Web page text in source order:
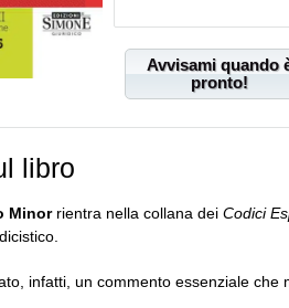
Avvisami quando
pronto!
libro
Minorrientra nella collana dei Codici
infatti, un commento essenziale